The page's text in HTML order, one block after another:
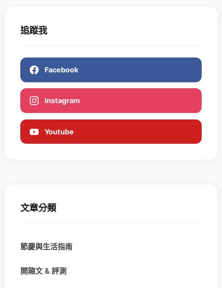
追蹤我
Facebook
Instagram
Youtube
文章分類
節慶與生活指南
開箱文 & 評測